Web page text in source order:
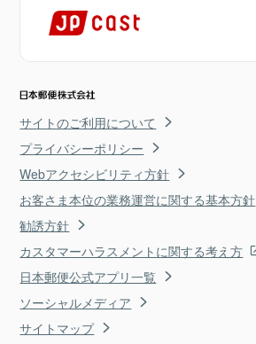
サイトのご利用について
プライバシーポリシー
Webアクセシビリティ方針
お客さま本位の業務運営に関する基本方針
勧誘方針
カスタマーハラスメントに関する考え方
日本郵便公式アプリ一覧
ソーシャルメディア
サイトマップ